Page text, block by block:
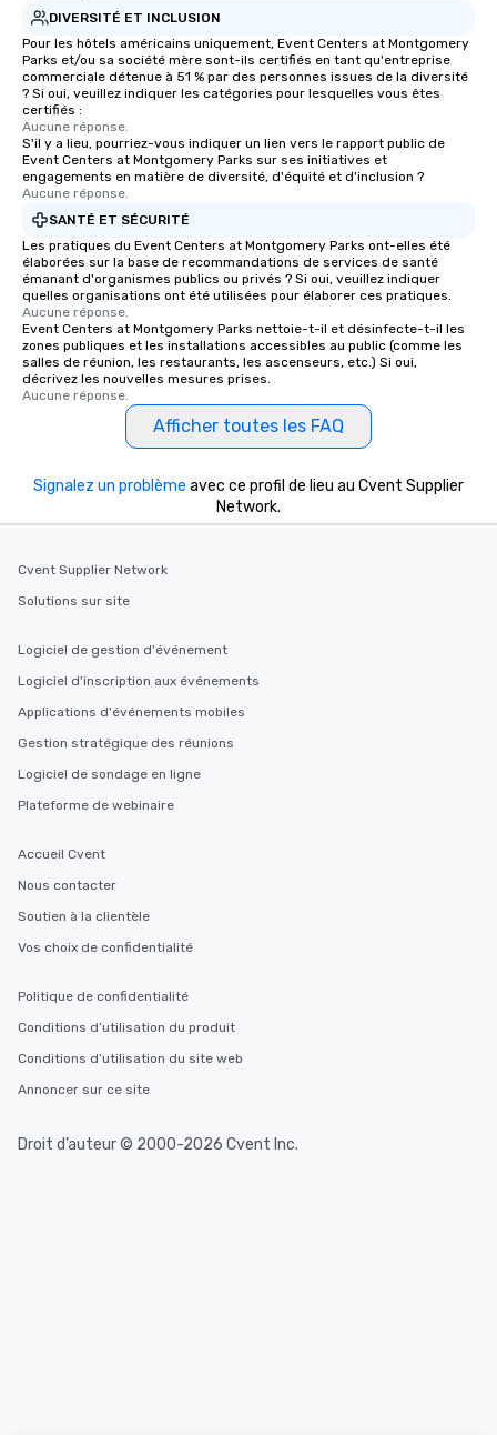
DIVERSITÉ ET INCLUSION
Pour les hôtels américains uniquement, Event Centers at Montgomery
Parks et/ou sa société mère sont-ils certifiés en tant qu'entreprise
commerciale détenue à 51 % par des personnes issues de la diversité
? Si oui, veuillez indiquer les catégories pour lesquelles vous êtes
certifiés :
Aucune réponse.
S'il y a lieu, pourriez-vous indiquer un lien vers le rapport public de
Event Centers at Montgomery Parks sur ses initiatives et
engagements en matière de diversité, d'équité et d'inclusion ?
Aucune réponse.
SANTÉ ET SÉCURITÉ
Les pratiques du Event Centers at Montgomery Parks ont-elles été
élaborées sur la base de recommandations de services de santé
émanant d'organismes publics ou privés ? Si oui, veuillez indiquer
quelles organisations ont été utilisées pour élaborer ces pratiques.
Aucune réponse.
Event Centers at Montgomery Parks nettoie-t-il et désinfecte-t-il les
zones publiques et les installations accessibles au public (comme les
salles de réunion, les restaurants, les ascenseurs, etc.) Si oui,
décrivez les nouvelles mesures prises.
Aucune réponse.
Afficher toutes les FAQ
Signalez un problème avec ce profil de lieu au Cvent Supplier
Network.
Cvent Supplier Network
Solutions sur site
Logiciel de gestion d'événement
Logiciel d'inscription aux événements
Applications d'événements mobiles
Gestion stratégique des réunions
Logiciel de sondage en ligne
Plateforme de webinaire
Accueil Cvent
Nous contacter
Soutien à la clientèle
Vos choix de confidentialité
Politique de confidentialité
Conditions d’utilisation du produit
Conditions d’utilisation du site web
Annoncer sur ce site
Droit d’auteur © 2000-2026 Cvent Inc.